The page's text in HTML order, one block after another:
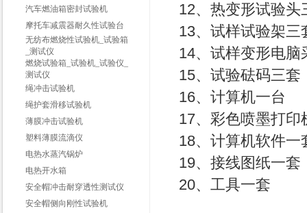
汽车燃油箱密封试验机
摩托车减震器耐久性试验台
无纺布燃烧性试验机_试验箱
_测试仪
燃烧试验箱_试验机_试验仪_
测试仪
绳冲击试验机
绳护套滑移试验机
薄膜冲击试验机
塑料薄膜流滴仪
电热水蒸汽锅炉
电热开水箱
安全帽冲击耐穿透性测试仪
安全帽侧向刚性试验机
12、热变形试验
13、试样试验架
14、试样变形电
15、试验砝码三套
16、计算机一台
17、彩色喷墨打印
18、计算机软件一
19、接线图纸一套
20、工具一套